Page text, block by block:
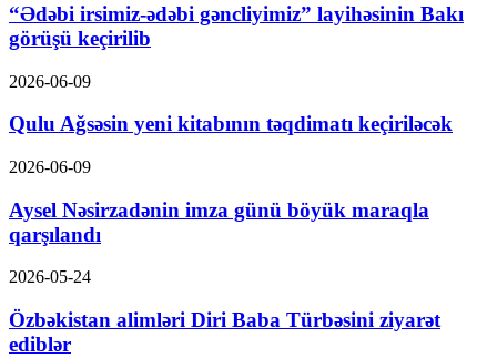
“Ədəbi irsimiz-ədəbi gəncliyimiz” layihəsinin Bakı
görüşü keçirilib
2026-06-09
Qulu Ağsəsin yeni kitabının təqdimatı keçiriləcək
2026-06-09
Aysel Nəsirzadənin imza günü böyük maraqla
qarşılandı
2026-05-24
Özbəkistan alimləri Diri Baba Türbəsini ziyarət
ediblər